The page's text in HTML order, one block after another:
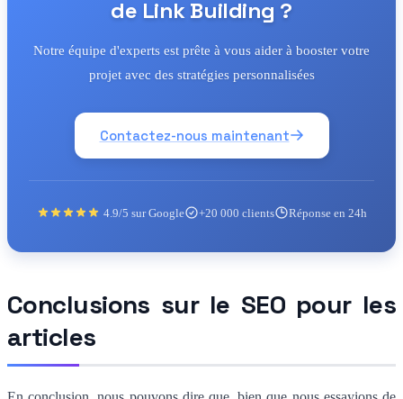
de Link Building ?
Notre équipe d'experts est prête à vous aider à booster votre
projet avec des stratégies personnalisées
Contactez-nous maintenant
4.9/5 sur Google +20 000 clients Réponse en 24h
Conclusions sur le SEO pour les
articles